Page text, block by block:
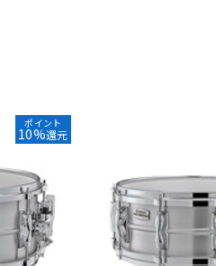
ポイント
10%還元